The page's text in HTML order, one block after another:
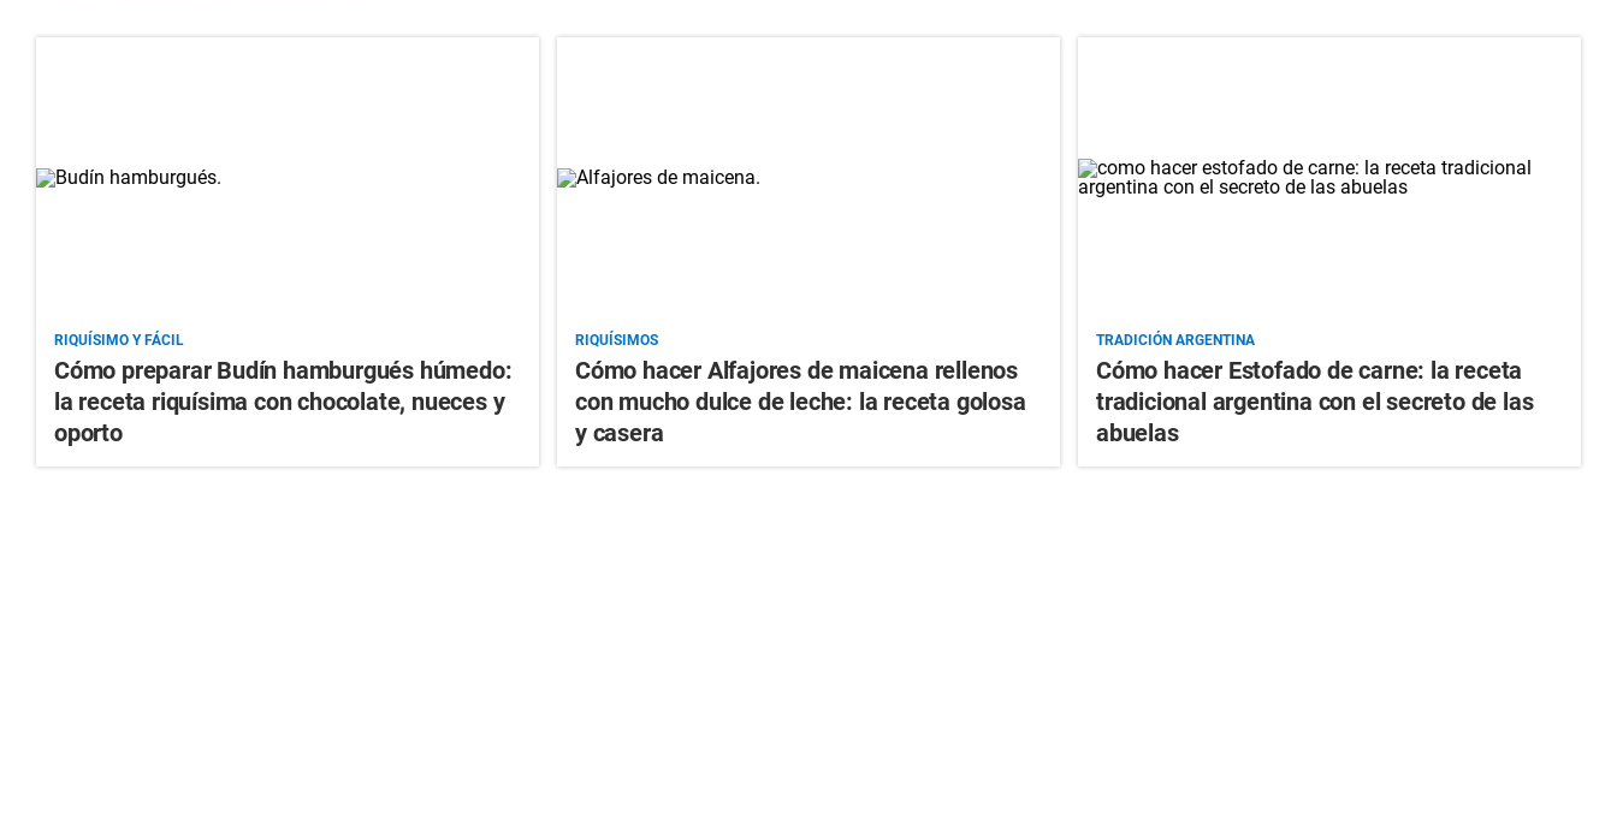
RIQUÍSIMO Y FÁCIL
Cómo preparar Budín hamburgués húmedo:
la receta riquísima con chocolate, nueces y
oporto
RIQUÍSIMOS
Cómo hacer Alfajores de maicena rellenos
con mucho dulce de leche: la receta golosa
y casera
TRADICIÓN ARGENTINA
Cómo hacer Estofado de carne: la receta
tradicional argentina con el secreto de las
abuelas